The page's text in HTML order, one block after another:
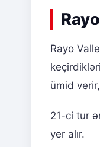
Rayo
ümid
21-ci tur
yer alır.